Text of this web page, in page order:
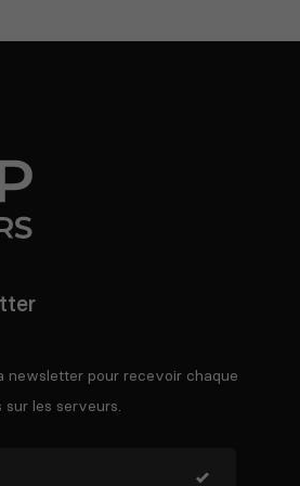
newsletter pour recevoir chaque
les serveurs.